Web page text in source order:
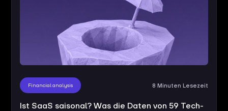
Financial analysis 8 Minuten Lesezeit
Ist SaaS saisonal? Was die Daten von 59 Tech-